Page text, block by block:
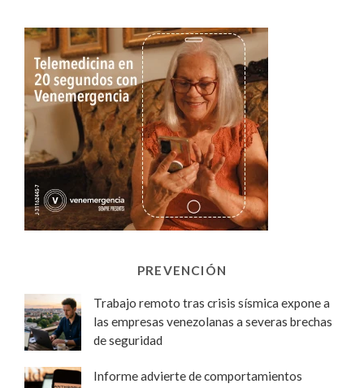
PREVENCIÓN
Trabajo remoto tras crisis sísmica expone a
las empresas venezolanas a severas brechas
de seguridad
Informe advierte de comportamientos